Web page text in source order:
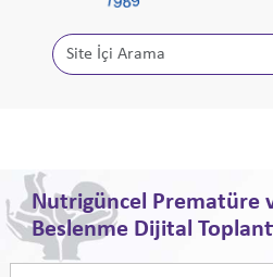
Nutrigüncel Prematüre
Beslenme Dijital